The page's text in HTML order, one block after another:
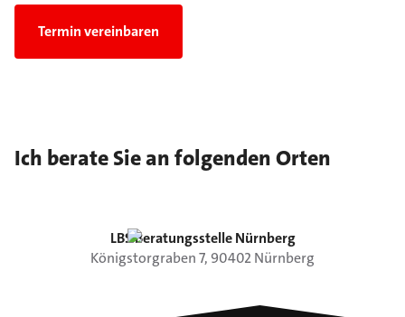
Termin vereinbaren
Ich berate Sie an folgenden Orten
LBS Beratungsstelle Nürnberg
Königstorgraben7,90402Nürnberg